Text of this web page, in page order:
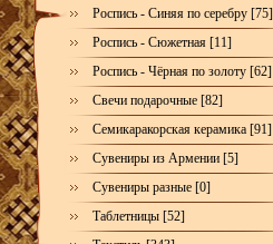
Роспись - Синяя по серебру [75]
Роспись - Сюжетная [11]
Роспись - Чёрная по золоту [62]
Свечи подарочные [82]
Семикаракорская керамика [91]
Сувениры из Армении [5]
Сувениры разные [0]
Таблетницы [52]